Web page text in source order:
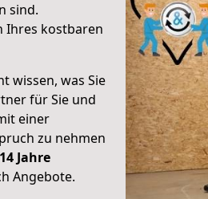
sind.
Ihres kostbaren
wissen, was Sie
für Sie und
einer
zu nehmen
Jahre
Angebote.